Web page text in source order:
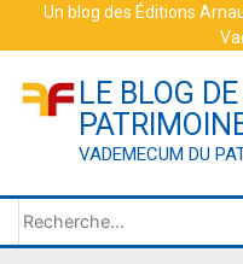
Un blog des Éditions
LE BLOG
VADEMECUM DU
Rechercher